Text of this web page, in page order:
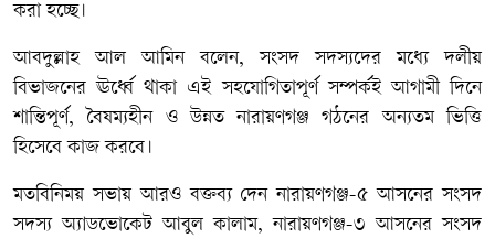
করা হচ্ছে।
আবদুল্লাহ আল আমিন বলেন, সংসদ সদস্যদের মধ্যে দলীয়
বিভাজনের ঊর্ধ্বে থাকা এই সহযোগিতাপূর্ণ সম্পর্কই আগামী দিনে
শান্তিপূর্ণ, বৈষম্যহীন ও উন্নত নারায়ণগঞ্জ গঠনের অন্যতম ভিত্তি
হিসেবে কাজ করবে।
মতবিনিময় সভায় আরও বক্তব্য দেন নারায়ণগঞ্জ-৫ আসনের সংসদ
সদস্য অ্যাডভোকেট আবুল কালাম, নারায়ণগঞ্জ-৩ আসনের সংসদ